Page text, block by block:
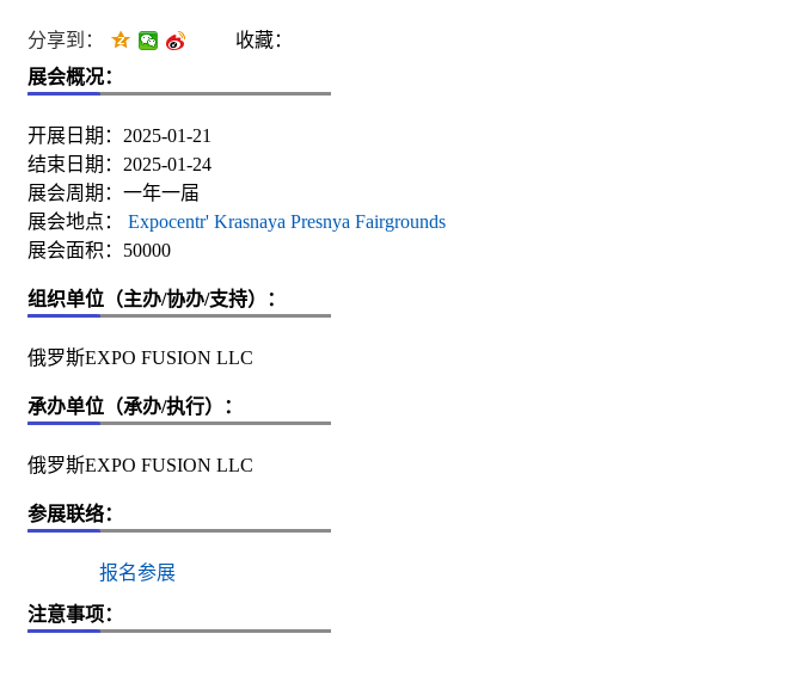
分享到：
收藏：
展会概况：
开展日期：2025-01-21
结束日期：2025-01-24
展会周期：一年一届
展会地点：
Expocentr' Krasnaya Presnya Fairgrounds
展会面积：50000
组织单位（主办/协办/支持）：
俄罗斯EXPO FUSION LLC
承办单位（承办/执行）：
俄罗斯EXPO FUSION LLC
参展联络：
报名参展
注意事项：